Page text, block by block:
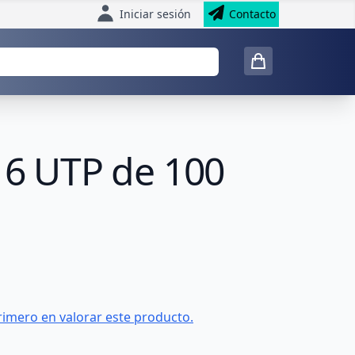
Iniciar sesión Contacto
UTP de 100
en valorar este producto.